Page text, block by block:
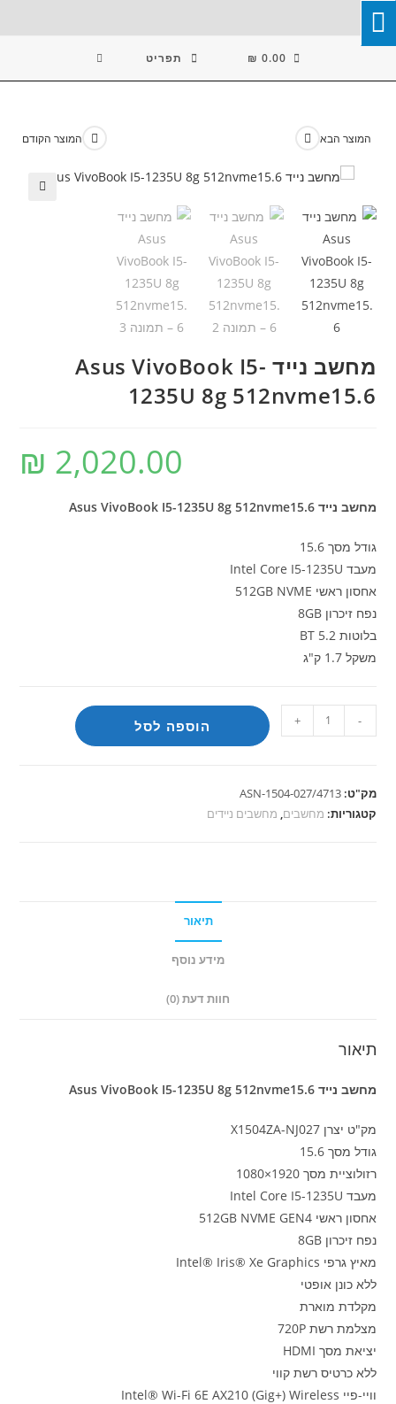
Skip
To
₪ 0.00 תפריט
המוצר הקודם המוצר הבא
מחשב נייד Asus VivoBook I5-
1235U 8g 512nvme15.6
₪ 2,020.00
מחשב נייד Asus VivoBook I5-1235U 8g 512nvme15.6
גודל מסך 15.6
מעבד Intel Core I5-1235U
אחסון ראשי 512GB NVME
נפח זיכרון 8GB
בלוטות BT 5.2
משקל 1.7 ק"ג
של
Asus
VivoBook
-
+ הוספה לסל
מק"ט:ASN-1504-027/4713
קטגוריות: מחשבים, מחשבים ניידים
תיאור
מידע נוסף
חוות דעת (0)
תיאור
מחשב נייד Asus VivoBook I5-1235U 8g 512nvme15.6
מק"ט יצרן X1504ZA-NJ027
גודל מסך 15.6
רזולוציית מסך 1920×1080
מעבד Intel Core I5-1235U
אחסון ראשי 512GB NVME GEN4
נפח זיכרון 8GB
מאיץ גרפי Intel® Iris® Xe Graphics
ללא כונן אופטי
מקלדת מוארת
מצלמת רשת 720P
יציאת מסך HDMI
ללא כרטיס רשת קווי
וויי-פיי Intel® Wi-Fi 6E AX210 (Gig+) Wireless